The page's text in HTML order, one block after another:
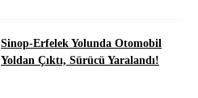
Sinop-Erfelek Yolunda Otomobil
Yoldan Çıktı, Sürücü Yaralandı!